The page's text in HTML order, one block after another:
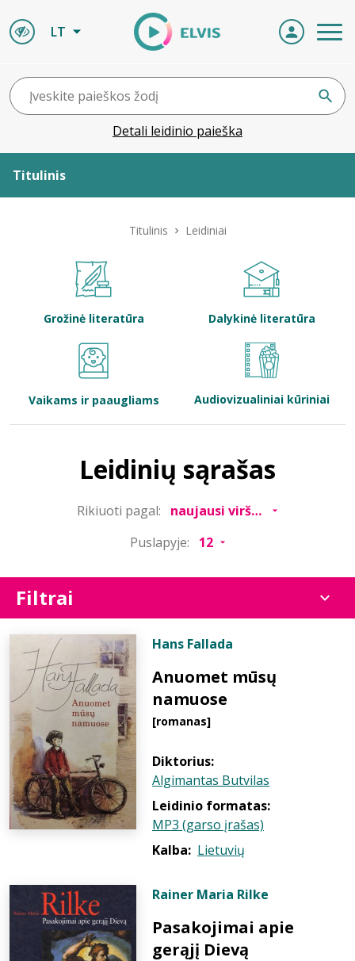
LT
Detali leidinio paieška
Titulinis
Bibliotekoms
Titulinis Leidiniai
Grožinė literatūra Dalykinė literatūra
Vaikams ir paaugliams Audiovizualiniai kūriniai
Leidinių sąrašas
Rikiuoti pagal:
Puslapyje:
Filtrai
Hans Fallada
Anuomet mūsų
namuose
[romanas]
Diktorius:
Algimantas Butvilas
Leidinio formatas:
MP3 (garso įrašas)
Kalba: Lietuvių
Rainer Maria Rilke
Pasakojimai apie
gerąjį Dievą